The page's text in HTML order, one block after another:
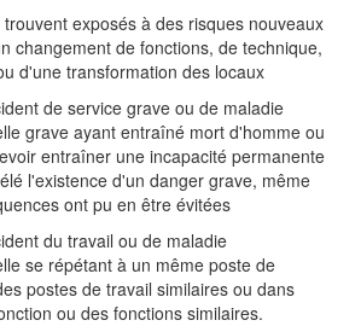
trouvent exposés à des risques nouveaux
changement de fonctions, de technique,
d'une transformation des locaux
de service grave ou de maladie
grave ayant entraîné mort d'homme ou
entraîner une incapacité permanente
l'existence d'un danger grave, même
ont pu en être évitées
du travail ou de maladie
se répétant à un même poste de
postes de travail similaires ou dans
ou des fonctions similaires.